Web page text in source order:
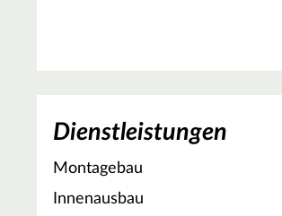
Dienstleistungen
Montagebau
Innenausbau